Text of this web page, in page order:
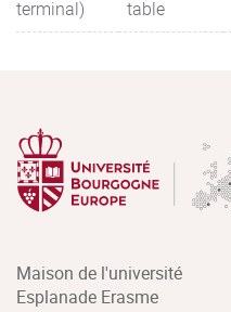
terminal)
table
Maison de l'université
Esplanade Erasme